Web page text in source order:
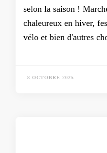
selon la saison !
chaleureux en hiver,
vélo et bien d'autres
8 OCTOBRE 2025